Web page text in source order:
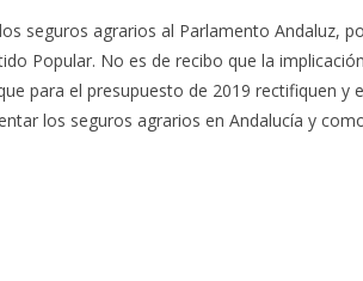
seguros agrarios al Parlamento Andaluz,
Popular. No es de recibo que la
para el presupuesto de 2019 rectifiquen
los seguros agrarios en Andalucía y